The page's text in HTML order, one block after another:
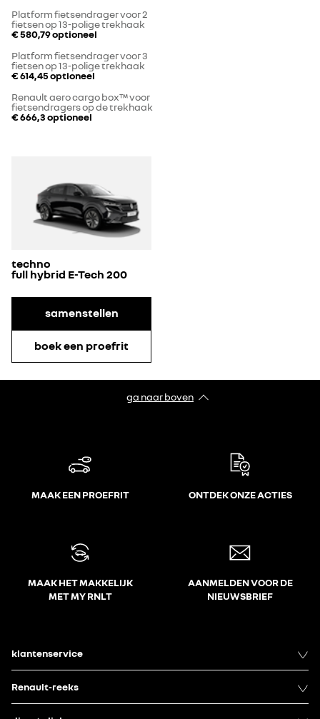
Platform fietsendrager voor 2
fietsen op 13-polige trekhaak
€ 580,79optioneel
Platform fietsendrager voor 3
fietsen op 13-polige trekhaak
€ 614,45optioneel
Renault aero cargo box™ voor
fietsendragers op de trekhaak
€ 666,3optioneel
techno
full hybrid E-Tech 200
samenstellen
boek een proefrit
ga naar boven
MAAK EEN PROEFRIT ONTDEK ONZE ACTIES
MAAK HET MAKKELIJK
MET MY RNLT
AANMELDEN VOOR DE
NIEUWSBRIEF
klantenservice
Renault-reeks